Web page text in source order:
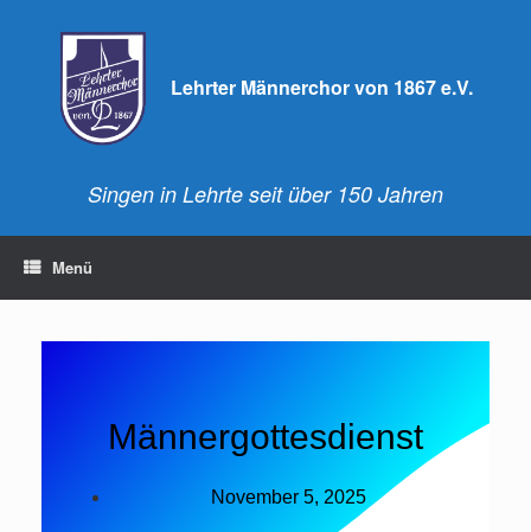
Lehrter Männerchor von 1867 e.V.
Singen in Lehrte seit über 150 Jahren
Menü
Männergottesdienst
November 5, 2025